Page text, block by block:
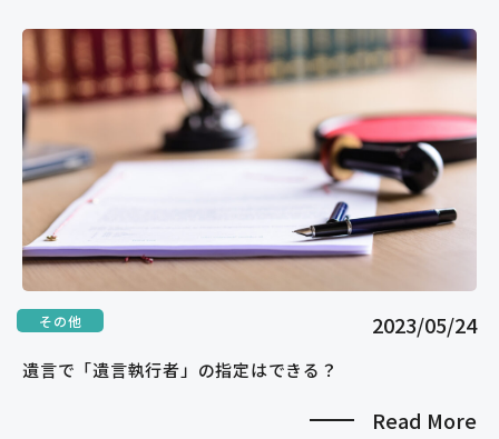
事務所紹介
アクセス
お問い合わせ
その他 2023/05/24
遺言で「遺言執行者」の指定はできる？
Read More